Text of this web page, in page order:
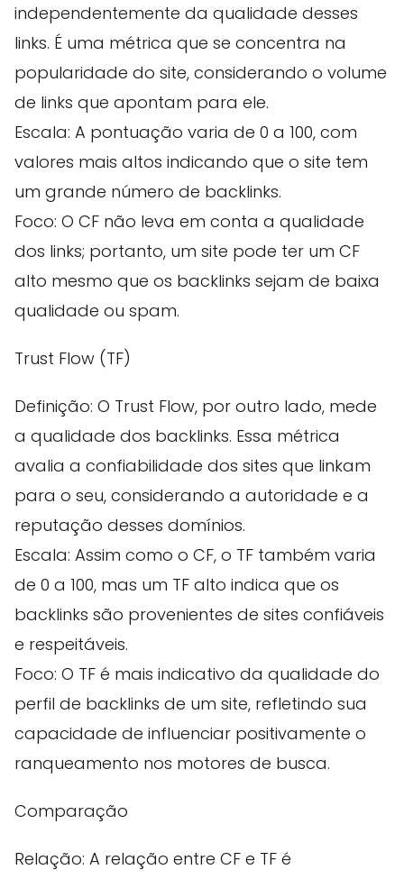
independentemente da qualidade desses
links. É uma métrica que se concentra na
popularidade do site, considerando o volume
de links que apontam para ele.
Escala: A pontuação varia de 0 a 100, com
valores mais altos indicando que o site tem
um grande número de backlinks.
Foco: O CF não leva em conta a qualidade
dos links; portanto, um site pode ter um CF
alto mesmo que os backlinks sejam de baixa
qualidade ou spam.
Trust Flow (TF)
Definição: O Trust Flow, por outro lado, mede
a qualidade dos backlinks. Essa métrica
avalia a confiabilidade dos sites que linkam
para o seu, considerando a autoridade e a
reputação desses domínios.
Escala: Assim como o CF, o TF também varia
de 0 a 100, mas um TF alto indica que os
backlinks são provenientes de sites confiáveis
e respeitáveis.
Foco: O TF é mais indicativo da qualidade do
perfil de backlinks de um site, refletindo sua
capacidade de influenciar positivamente o
ranqueamento nos motores de busca.
Comparação
Relação: A relação entre CF e TF é